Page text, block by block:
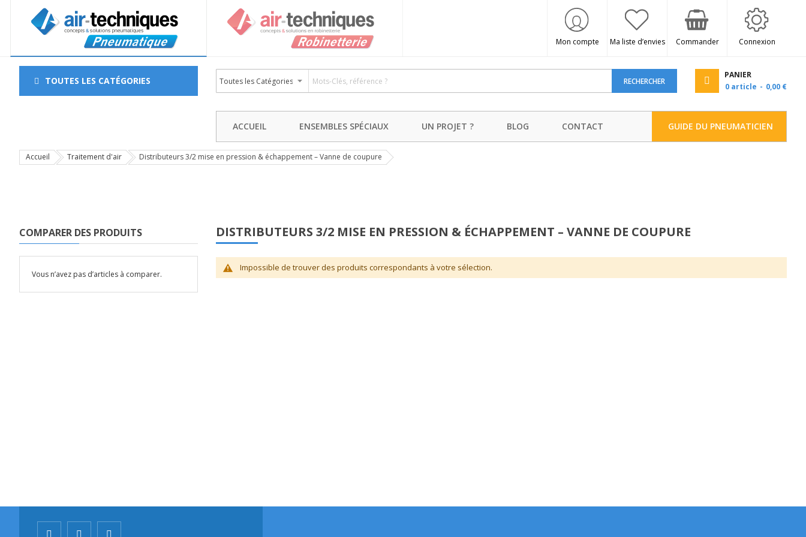
Mon compte Ma liste d’envies Commander Connexion
TOUTES LES CATÉGORIES RECHERCHER
PANIER
0article 0,00 €
ACCUEIL ENSEMBLES SPÉCIAUX UN PROJET ? BLOG CONTACT GUIDE DU PNEUMATICIEN
Accueil Traitement d'air Distributeurs 3/2 mise en pression & échappement – Vanne de coupure
DISTRIBUTEURS 3/2 MISE EN PRESSION & ÉCHAPPEMENT – VANNE DE COUPURE
Impossible de trouver des produits correspondants à votre sélection.
COMPARER DES PRODUITS
Vous n’avez pas d’articles à comparer.